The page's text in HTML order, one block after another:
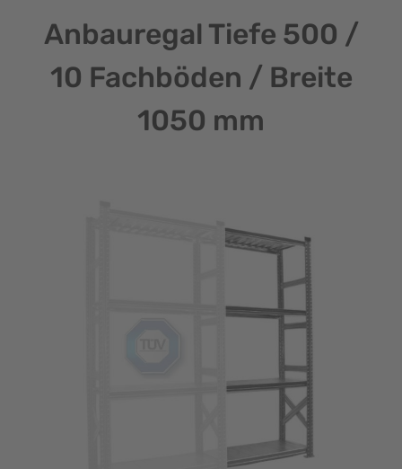
Anbauregal Tiefe 500 /
10 Fachböden / Breite
1050 mm